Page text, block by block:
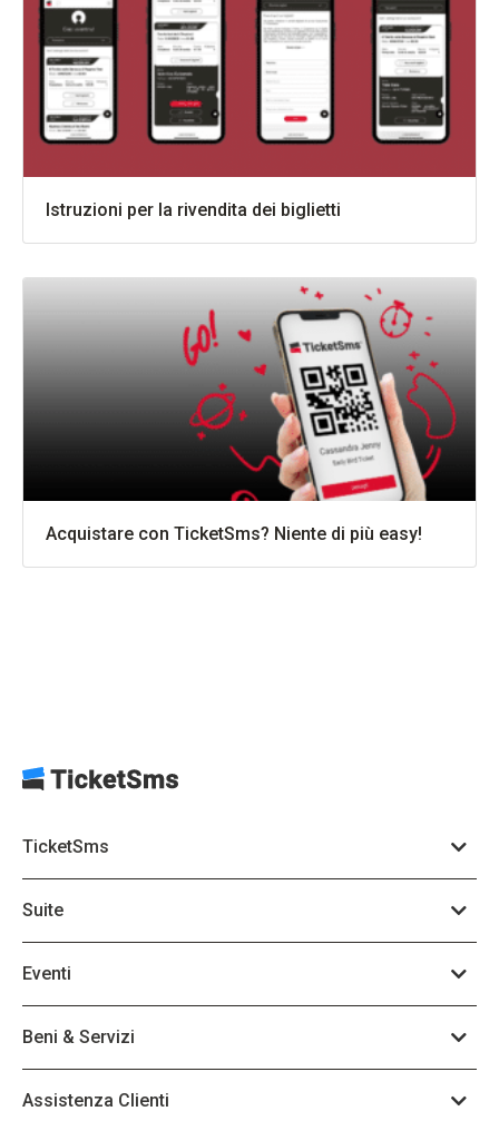
Istruzioni per la rivendita dei biglietti
Acquistare con TicketSms? Niente di più easy!
TicketSms
Suite
Eventi
Beni & Servizi
Assistenza Clienti